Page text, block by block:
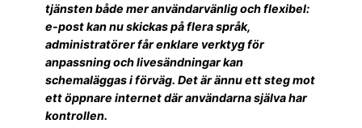
tjänsten både mer användarvänlig och flexibel:
e-post kan nu skickas på flera språk,
administratörer får enklare verktyg för
anpassning och livesändningar kan
schemaläggas i förväg. Det är ännu ett steg mot
ett öppnare internet där användarna själva har
kontrollen.